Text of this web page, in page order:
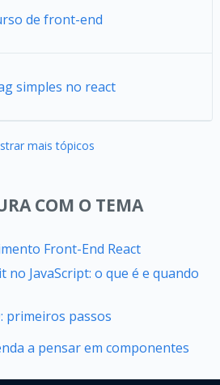
de front-end
simples no react
mais tópicos
COM O TEMA
Front-End React
no JavaScript: o que é e quando
primeiros passos
a pensar em componentes